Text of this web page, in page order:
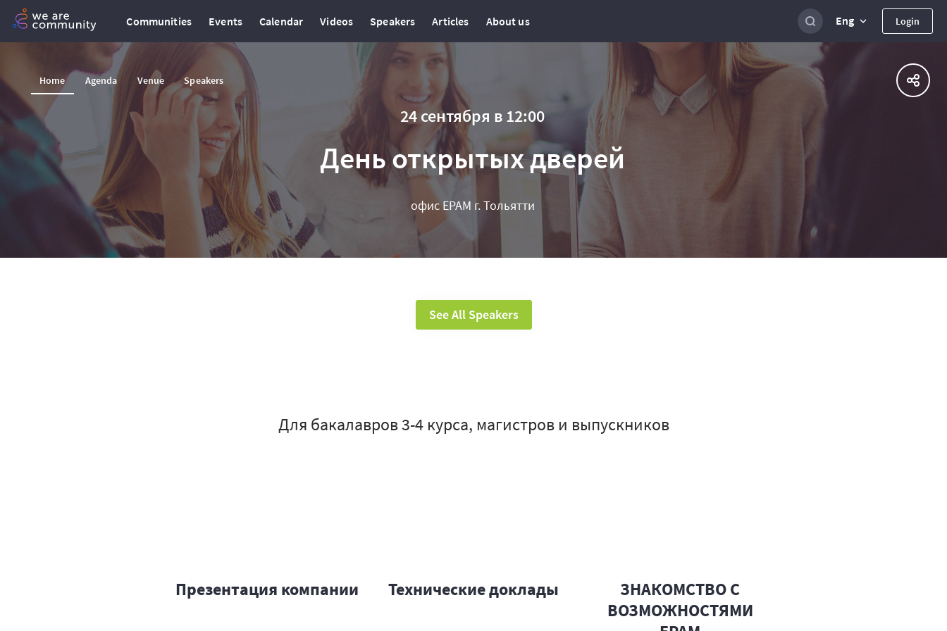
Communities Events Calendar Videos Speakers Articles About us Eng Login
Home Agenda Venue Speakers
24 сентября в 12:00
День открытых дверей
офис EPAM г. Тольятти
See All Speakers
Для бакалавров 3-4 курса, магистров и выпускников
Презентация компании Технические доклады
ЗНАКОМСТВО С
ВОЗМОЖНОСТЯМИ